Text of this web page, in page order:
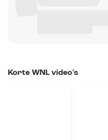
Korte WNL video's